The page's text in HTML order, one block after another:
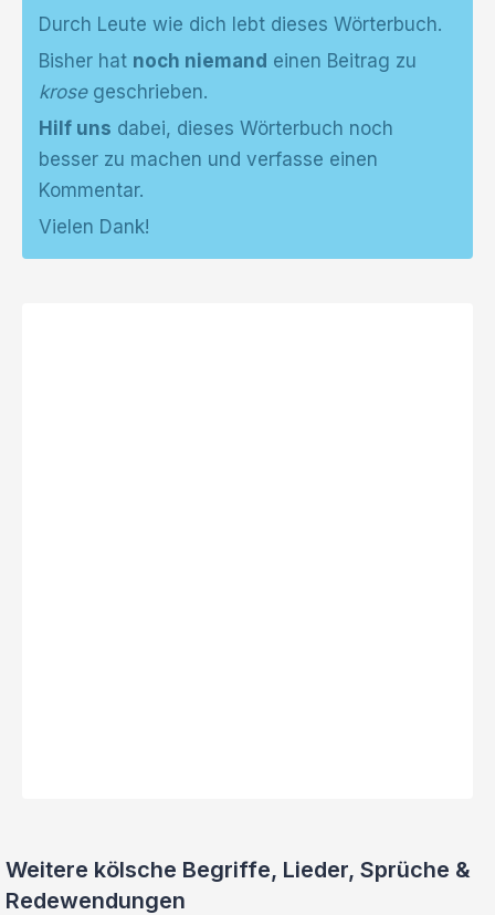
Durch Leute wie dich lebt dieses Wörterbuch.
Bisher hat noch niemand einen Beitrag zu
krosegeschrieben.
Hilf uns dabei, dieses Wörterbuch noch
besser zu machen und verfasse einen
Kommentar.
Vielen Dank!
Weitere kölsche Begriffe, Lieder, Sprüche &
Redewendungen